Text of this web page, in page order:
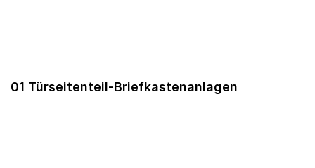
01 Türseitenteil-Briefkastenanlagen